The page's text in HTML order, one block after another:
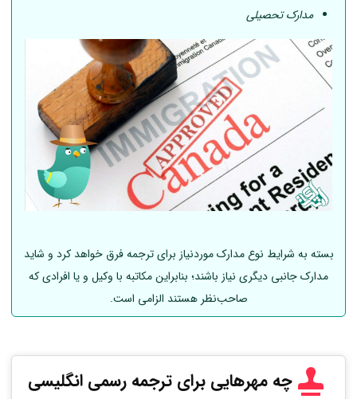
مدارک تحصیلی
بسته به شرایط نوع مدارک موردنیاز برای ترجمه فرق خواهد کرد و شاید
مدارک جانبی دیگری نیاز باشند؛ بنابراین مکاتبه با وکیل و یا افرادی که
صاحب‌نظر هستند الزامی است.
چه مهرهایی برای ترجمه رسمی انگلیسی